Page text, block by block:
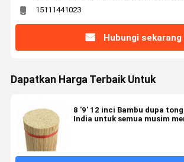
15111441023
Hubungi sekarang
Dapatkan Harga Terbaik Untuk
8 '9' 12 inci Bambu dupa
India untuk semua musim